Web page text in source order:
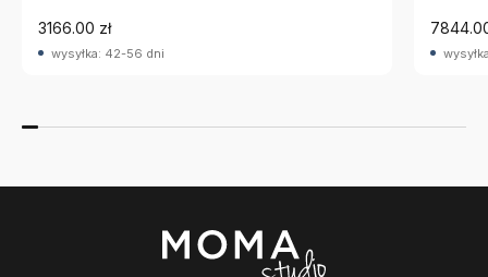
3166.00 zł
wysyłka: 42-56 dni